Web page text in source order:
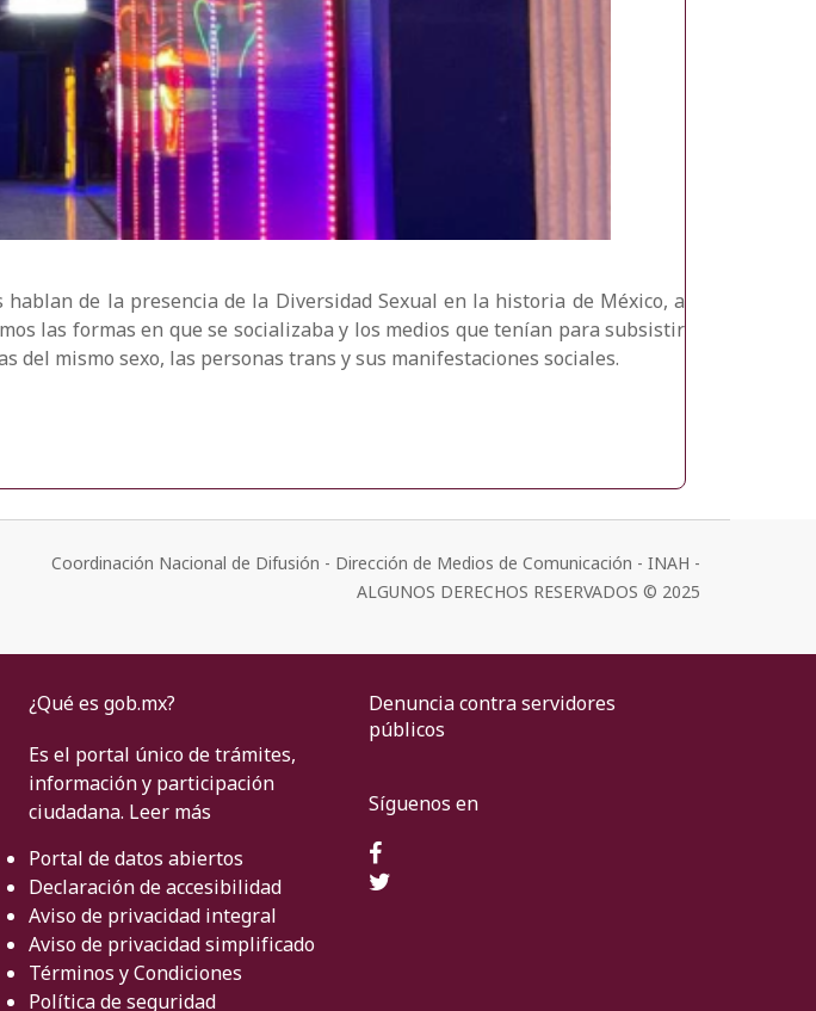
de la presencia de la Diversidad Sexual en la historia de México, a
las formas en que se socializaba y los medios que tenían para subsistir
del mismo sexo, las personas trans y sus manifestaciones sociales.
Coordinación Nacional de Difusión - Dirección de Medios de Comunicación - INAH -
ALGUNOS DERECHOS RESERVADOS © 2025
¿Qué es gob.mx?
Es el portal único de trámites,
información y participación
ciudadana. Leer más
Portal de datos abiertos
Declaración de accesibilidad
Aviso de privacidad integral
Aviso de privacidad simplificado
Términos y Condiciones
Política de seguridad
Denuncia contra servidores
públicos
Síguenos en